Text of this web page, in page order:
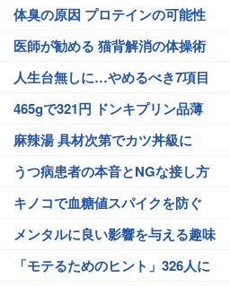
体臭の原因 プロテインの可能性
医師が勧める 猫背解消の体操術
人生台無しに…やめるべき7項目
465gで321円 ドンキプリン品薄
麻辣湯 具材次第でカツ丼級に
うつ病患者の本音とNGな接し方
キノコで血糖値スパイクを防ぐ
メンタルに良い影響を与える趣味
「モテるためのヒント」326人に